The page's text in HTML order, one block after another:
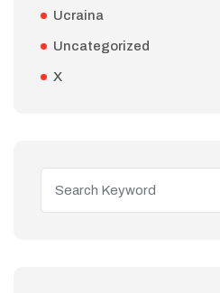
Ucraina
Uncategorized
X